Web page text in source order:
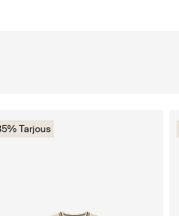
Tarjous